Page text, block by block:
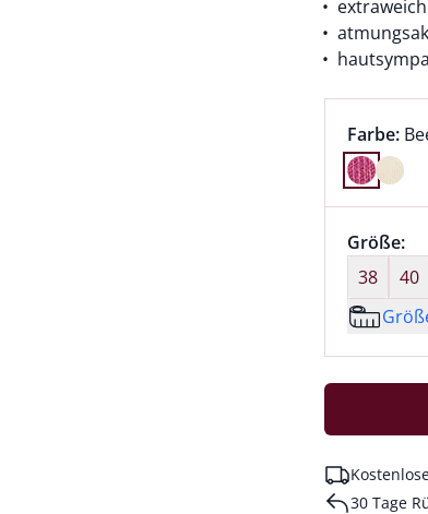
extraweich
Farbe:
Farbe
Größe:
38
40
30 Tage